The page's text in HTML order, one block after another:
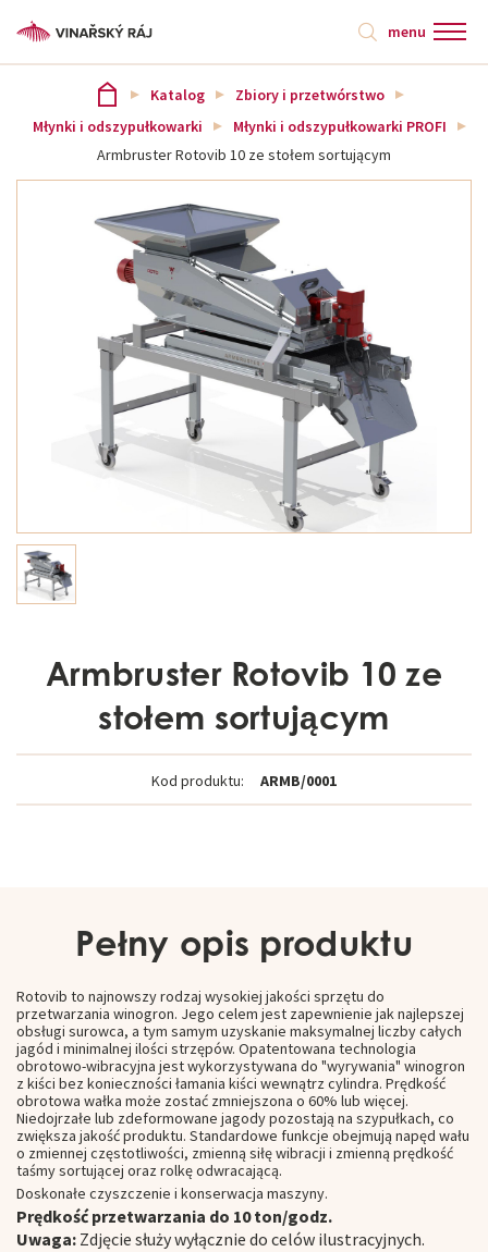
menu
Katalog
Zbiory i przetwórstwo
Młynki i odszypułkowarki
Młynki i odszypułkowarki PROFI
Armbruster Rotovib 10 ze stołem sortującym
Armbruster Rotovib 10 ze
stołem sortującym
Kod produktu: ARMB/0001
Pełny opis produktu
Rotovib to najnowszy rodzaj wysokiej jakości sprzętu do
przetwarzania winogron. Jego celem jest zapewnienie jak najlepszej
obsługi surowca, a tym samym uzyskanie maksymalnej liczby całych
jagód i minimalnej ilości strzępów. Opatentowana technologia
obrotowo-wibracyjna jest wykorzystywana do "wyrywania" winogron
z kiści bez konieczności łamania kiści wewnątrz cylindra. Prędkość
obrotowa wałka może zostać zmniejszona o 60% lub więcej.
Niedojrzałe lub zdeformowane jagody pozostają na szypułkach, co
zwiększa jakość produktu. Standardowe funkcje obejmują napęd wału
o zmiennej częstotliwości, zmienną siłę wibracji i zmienną prędkość
taśmy sortującej oraz rolkę odwracającą.
Doskonałe czyszczenie i konserwacja maszyny.
Prędkość przetwarzania do 10 ton/godz.
Uwaga: Zdjęcie służy wyłącznie do celów ilustracyjnych.